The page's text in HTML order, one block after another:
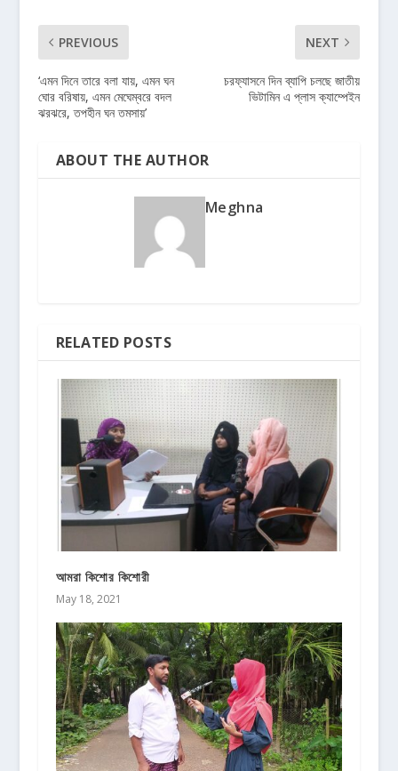
PREVIOUS
‘এমন দিনে তারে বলা যায়, এমন ঘন
ঘোর বরিষায়, এমন মেঘেম্বরে বদল
ঝরঝরে, তপহীন ঘন তমসায়’
NEXT
চরফ্যাসনে দিন ব্যাপি চলছে জাতীয়
ভিটামিন এ প্লাস ক্যাম্পেইন
ABOUT THE AUTHOR
Meghna
RELATED POSTS
আমরা কিশোর কিশোরী
May 18, 2021